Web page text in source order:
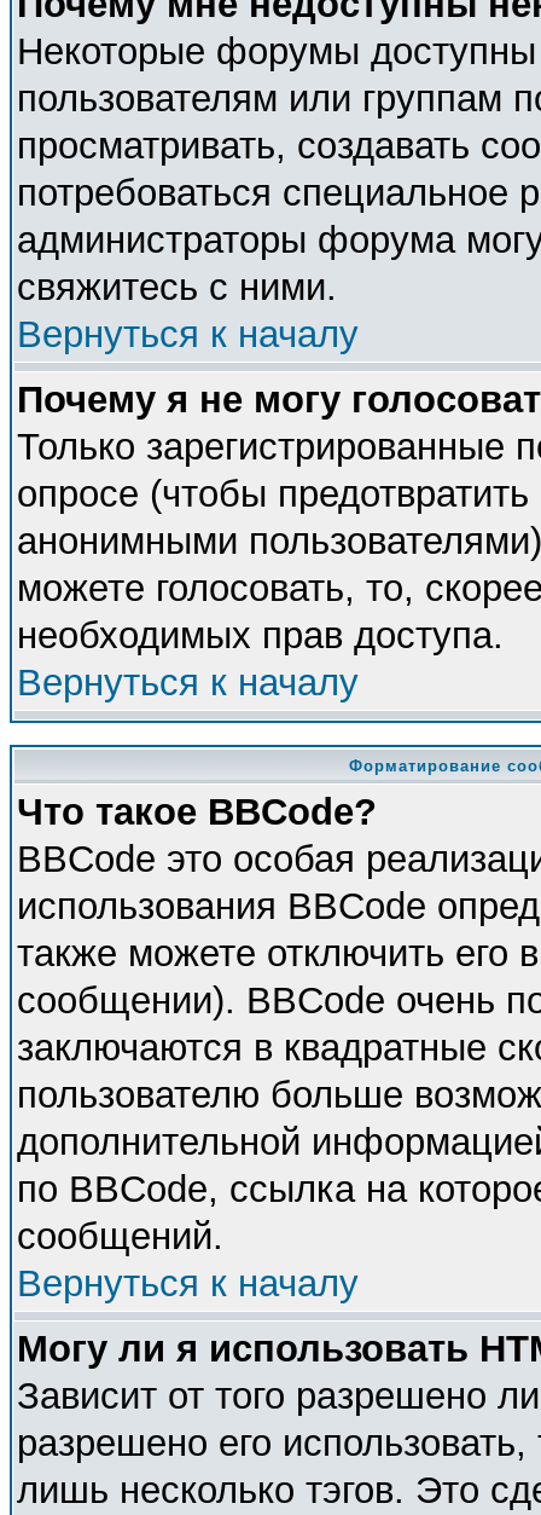
Некоторые форумы
пользователям или группам
просматривать, создавать
потребоваться
администраторы форума
свяжитесь с ними.
Вернуться к началу
Почему я не могу
Только зарегистрированные
опросе (чтобы предотвратить
анонимными
можете голосовать, то,
необходимых прав доступа.
Вернуться к началу
Форматирование
Что такое BBCode?
BBCode это особая
использования BBCode
также можете отключить
сообщении). BBCode очень
заключаются в квадратные
пользователю больше
дополнительной
по BBCode, ссылка на
сообщений.
Вернуться к началу
Могу ли я использовать
Зависит от того разрешено
разрешено его использовать,
лишь несколько тэгов. Это